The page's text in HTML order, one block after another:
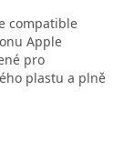
compatible
Apple
pro
plastu a plně